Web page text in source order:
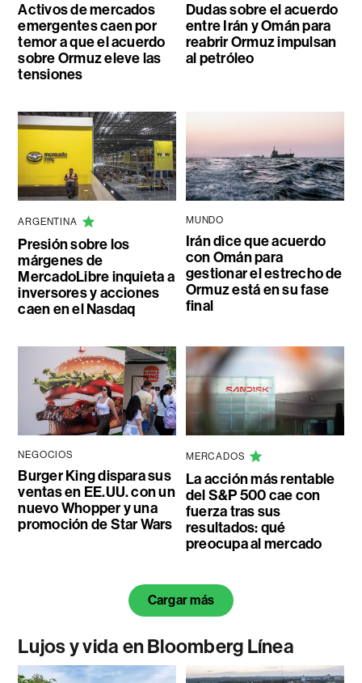
Activos de mercados
emergentes caen por
temor a que el acuerdo
sobre Ormuz eleve las
tensiones
Dudas sobre el acuerdo
entre Irán y Omán para
reabrir Ormuz impulsan
al petróleo
ARGENTINA
Presión sobre los
márgenes de
MercadoLibre inquieta a
inversores y acciones
caen en el Nasdaq
MUNDO
Irán dice que acuerdo
con Omán para
gestionar el estrecho de
Ormuz está en su fase
final
NEGOCIOS
Burger King dispara sus
ventas en EE.UU. con un
nuevo Whopper y una
promoción de Star Wars
MERCADOS
La acción más rentable
del S&P 500 cae con
fuerza tras sus
resultados: qué
preocupa al mercado
Cargar más
Lujos y vida en Bloomberg Línea